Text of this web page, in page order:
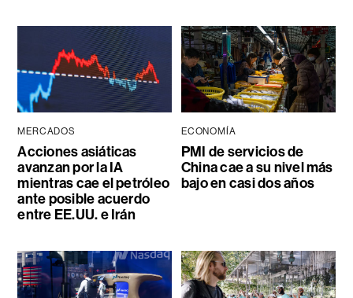
MERCADOS
Acciones asiáticas
avanzan por la IA
mientras cae el petróleo
ante posible acuerdo
entre EE.UU. e Irán
ECONOMÍA
PMI de servicios de
China cae a su nivel más
bajo en casi dos años